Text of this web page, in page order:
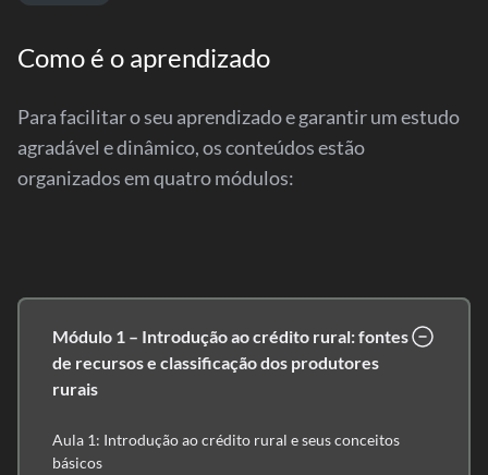
Como é o aprendizado
Para facilitar o seu aprendizado e garantir um estudo
agradável e dinâmico, os conteúdos estão
organizados em quatro módulos:
Módulo 1 – Introdução ao crédito rural: fontes
de recursos e classificação dos produtores
rurais
Aula 1: Introdução ao crédito rural e seus conceitos
básicos